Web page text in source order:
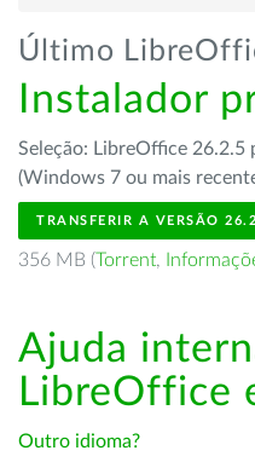
Último
Instalador
Seleção: LibreOffice
(Windows 7 ou mais
TRANSFERIR A VERSÃO
356 MB (Torrent,
Ajuda
LibreOffice
Outro idioma?